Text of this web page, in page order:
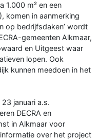
1.000 m² en een
komen in aanmerking
op bedrijfsdaken’ wordt
gemeenten Alkmaar,
en Uitgeest waar
lopen. Ook
kunnen meedoen in het
januari a.s.
DECRA en
in Alkmaar voor
over het project